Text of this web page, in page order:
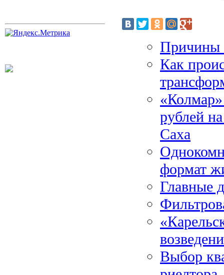
Причины
Как
рублей
Саха
формат
Главные
Выбор